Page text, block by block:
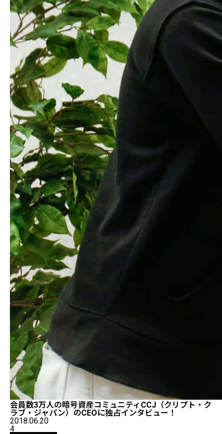
会員数3万人の暗号資産コミュニティCCJ（クリプト・ク
ラブ・ジャパン）のCEOに独占インタビュー！
2018.06.20
4